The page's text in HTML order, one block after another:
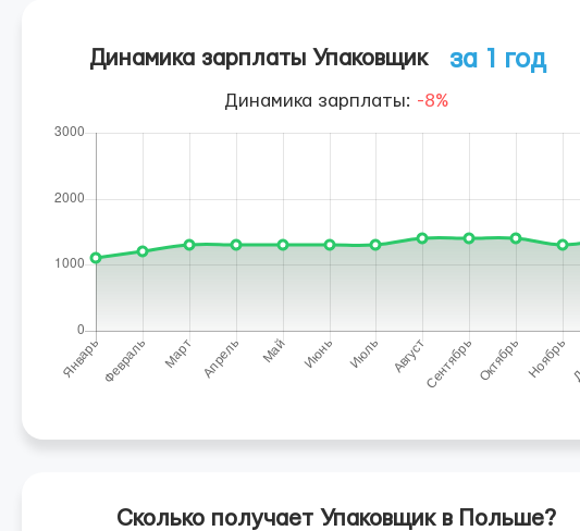
Динамика зарплаты Упаковщик за 1 год
Динамика зарплаты: -8%
Сколько получает Упаковщик в Польше?